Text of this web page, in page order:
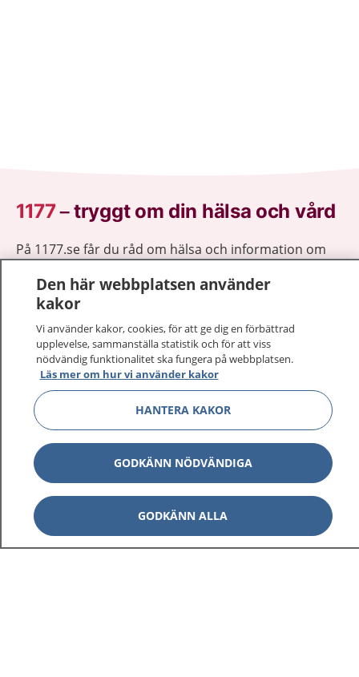
1177–tryggt om din hälsa och vård
På 1177.se får du råd om hälsa och information om
Logga in för att läsa din journal och göra dina
vårdärenden. Ring telefonnummer 1177 för
sjukvårdsrådgivning dygnet runt.
1177 ger dig råd när du vill må bättre.
1177 på flera språk Visa
Om 1177
Kontakt Visa
Den här webbplatsen använder
kakor
Vi använder kakor, cookies, för att ge dig en förbättrad
upplevelse, sammanställa statistik och för att viss
nödvändig funktionalitet ska fungera på webbplatsen.
Läs mer om hur vi använder kakor
HANTERA KAKOR
GODKÄNN NÖDVÄNDIGA
GODKÄNN ALLA